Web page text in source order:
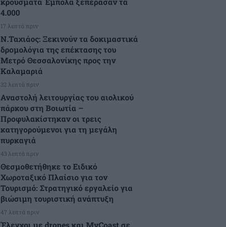
4.000
17 λεπτά πριν
Ν.Ταχιάος: Ξεκινούν τα δοκιμαστικά
δρομολόγια της επέκτασης του
Μετρό Θεσσαλονίκης προς την
Καλαμαριά
32 λεπτά πριν
Αναστολή λειτουργίας του αιολικού
πάρκου στη Βοιωτία –
Προφυλακίστηκαν οι τρεις
κατηγορούμενοι για τη μεγάλη
πυρκαγιά
43 λεπτά πριν
Θεσμοθετήθηκε το Ειδικό
Χωροταξικό Πλαίσιο για τον
Τουρισμό: Στρατηγικό εργαλείο για
βιώσιμη τουριστική ανάπτυξη
47 λεπτά πριν
Έλεγχοι με drones και MyCoast σε